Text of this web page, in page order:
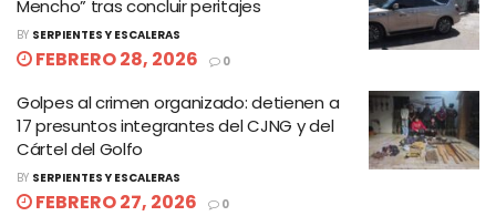
Mencho” tras concluir peritajes
BY SERPIENTES Y ESCALERAS
FEBRERO 28, 2026 0
Golpes al crimen organizado: detienen a
17 presuntos integrantes del CJNG y del
Cártel del Golfo
BY SERPIENTES Y ESCALERAS
FEBRERO 27, 2026 0